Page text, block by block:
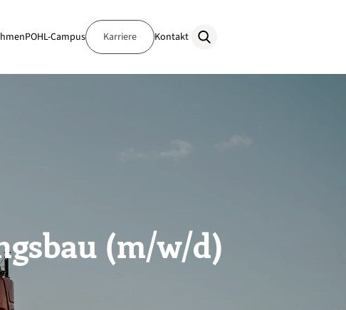
POHL-Campus Karriere Kontakt
(m/w/d)